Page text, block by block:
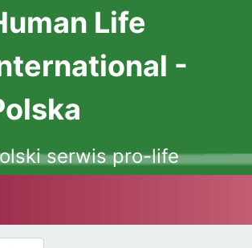
Life
-
serwis pro-life